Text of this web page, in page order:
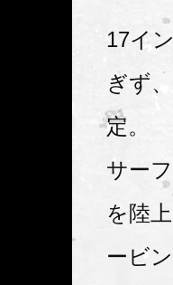
17イ
ぎず
定。
サー
を陸
ービ